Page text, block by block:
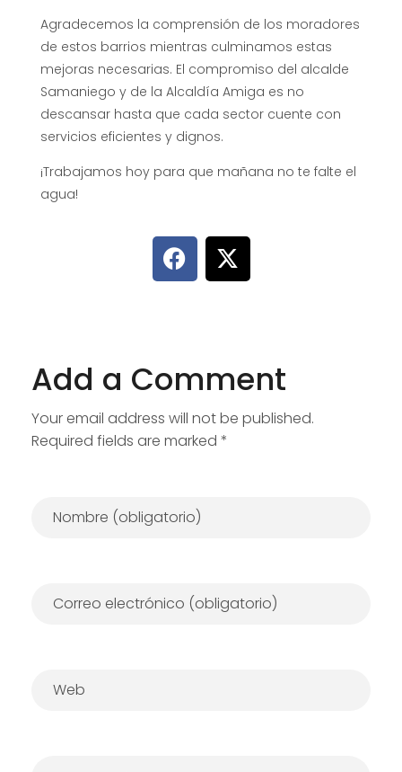
Agradecemos la comprensión de los moradores
de estos barrios mientras culminamos estas
mejoras necesarias. El compromiso del alcalde
Samaniego y de la Alcaldía Amiga es no
descansar hasta que cada sector cuente con
servicios eficientes y dignos.
¡Trabajamos hoy para que mañana no te falte el
agua!
Add a Comment
Your email address will not be published.
Required fields are marked *